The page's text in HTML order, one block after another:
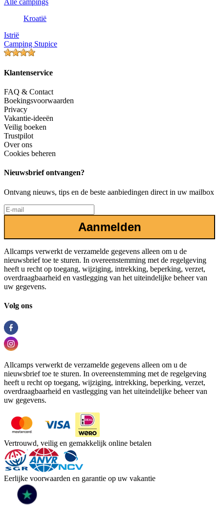
Kroatië
Istrië
Camping Stupice
Klantenservice
FAQ & Contact
Boekingsvoorwaarden
Privacy
Vakantie-ideeën
Veilig boeken
Trustpilot
Over ons
Cookies beheren
Nieuwsbrief ontvangen?
Ontvang nieuws, tips en de beste aanbiedingen direct in uw mailbox
Aanmelden
Allcamps verwerkt de verzamelde gegevens alleen om u de
nieuwsbrief toe te sturen. In overeenstemming met de regelgeving
heeft u recht op toegang, wijziging, intrekking, beperking, verzet,
overdraagbaarheid en vastlegging van het uiteindelijke beheer van
uw gegevens.
Volg ons
Allcamps verwerkt de verzamelde gegevens alleen om u de
nieuwsbrief toe te sturen. In overeenstemming met de regelgeving
heeft u recht op toegang, wijziging, intrekking, beperking, verzet,
overdraagbaarheid en vastlegging van het uiteindelijke beheer van
uw gegevens.
Vertrouwd, veilig en gemakkelijk online betalen
Eerlijke voorwaarden en garantie op uw vakantie